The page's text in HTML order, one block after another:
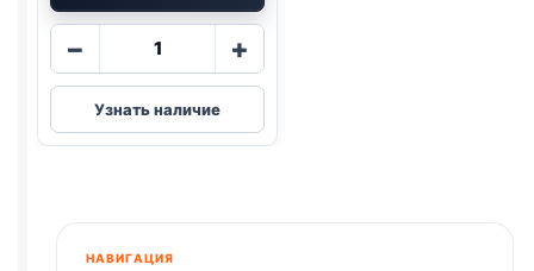
−
Количество
Darling
сух.
(ПТИЦА,
+
Узнать наличие
НАВИГАЦИЯ